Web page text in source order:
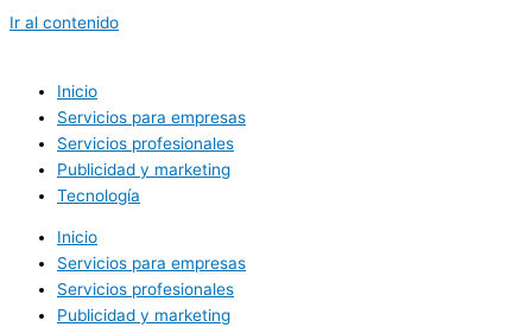
Ir al contenido
Inicio
Servicios para empresas
Servicios profesionales
Publicidad y marketing
Tecnología
Inicio
Servicios para empresas
Servicios profesionales
Publicidad y marketing